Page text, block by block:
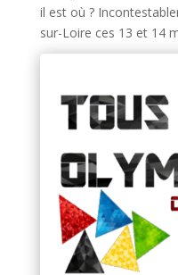
il est où ?
sur-Loire ces 13 et 14